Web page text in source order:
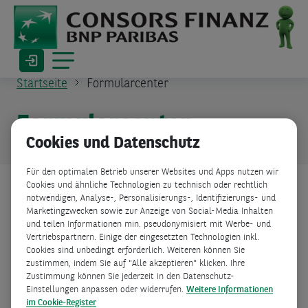
Startseite Formularcenter
Formularcenter
Sie können die Formulare einfach auf Ihren
PC herunterladen, ausfüllen, ausdrucken
und unterschrieben per Post oder E-Mail an
uns senden. Für das Anzeigen und Drucken
von PDF-Dateien benötigen Sie den Adobe
Cookies und Datenschutz
Für den optimalen Betrieb unserer Websites und Apps nutzen wir
Cookies und ähnliche Technologien zu technisch oder rechtlich
notwendigen, Analyse-, Personalisierungs-, Identifizierungs- und
Marketingzwecken sowie zur Anzeige von Social-Media Inhalten
und teilen Informationen min. pseudonymisiert mit Werbe- und
Vertriebspartnern. Einige der eingesetzten Technologien inkl.
Cookies sind unbedingt erforderlich. Weiteren können Sie
zustimmen, indem Sie auf "Alle akzeptieren" klicken. Ihre
Zustimmung können Sie jederzeit in den Datenschutz-
Einstellungen anpassen oder widerrufen. Weitere Informationen
im Cookie-Register